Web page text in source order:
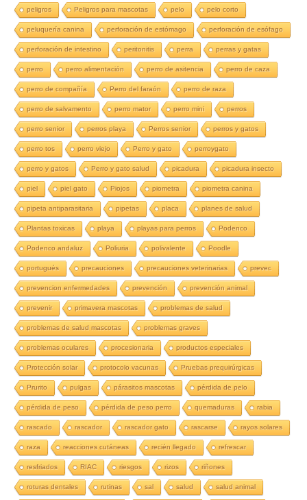
peligros Peligros para mascotas pelo pelo corto
peluquería canina perforación de estómago perforación de esófago
perforación de intestino peritonitis perra perras y gatas
perro perro alimentación perro de asitencia perro de caza
perro de compañía Perro del faraón perro de raza
perro de salvamento perro mator perro mini perros
perro senior perros playa Perros senior perros y gatos
perro tos perro viejo Perro y gato perroygato
perro y gatos Perro y gato salud picadura picadura insecto
piel piel gato Piojos piometra piometra canina
pipeta antiparasitaria pipetas placa planes de salud
Plantas toxicas playa playas para perros Podenco
Podenco andaluz Poliuria polivalente Poodle
portugués precauciones precauciones veterinarias prevec
prevencion enfermedades prevención prevención animal
prevenir primavera mascotas problemas de salud
problemas de salud mascotas problemas graves
problemas oculares procesionaria productos especiales
Protección solar protocolo vacunas Pruebas prequirúrgicas
Prurito pulgas párasitos mascotas pérdida de pelo
pérdida de peso pérdida de peso perro quemaduras rabia
rascado rascador rascador gato rascarse rayos solares
raza reacciones cutáneas recién llegado refrescar
resfriados RIAC riesgos rizos riñones
roturas dentales rutinas sal salud salud animal